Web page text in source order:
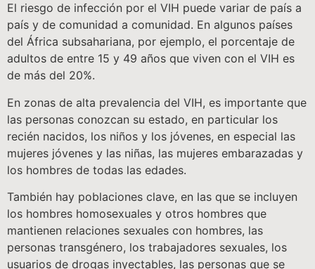
El riesgo de infección por el VIH puede variar de país a
país y de comunidad a comunidad. En algunos países
del África subsahariana, por ejemplo, el porcentaje de
adultos de entre 15 y 49 años que viven con el VIH es
de más del 20%.
En zonas de alta prevalencia del VIH, es importante que
las personas conozcan su estado, en particular los
recién nacidos, los niños y los jóvenes, en especial las
mujeres jóvenes y las niñas, las mujeres embarazadas y
los hombres de todas las edades.
También hay poblaciones clave, en las que se incluyen
los hombres homosexuales y otros hombres que
mantienen relaciones sexuales con hombres, las
personas transgénero, los trabajadores sexuales, los
usuarios de drogas inyectables, las personas que se